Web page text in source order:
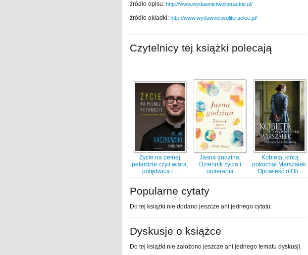
źródło opisu: http://www.wydawnictwoliterackie.pl/
źródło okładki: http://www.wydawnictwoliterackie.pl/
Czytelnicy tej książki polecają
Życie na pełnej
petardzie czyli wiara,
polędwica i...
Jasna godzina.
Dziennik życia i
umierania
Kobieta, którą
pokochał Marszałek.
Opowieść o Oli...
Popularne cytaty
Do tej książki nie dodano jeszcze ani jednego cytatu.
Dyskusje o książce
Do tej książki nie założono jeszcze ani jednego tematu dyskusji.